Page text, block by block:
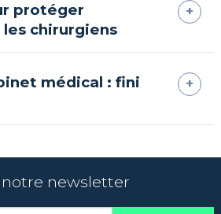
protéger
chirurgiens
médical : fini
newsletter